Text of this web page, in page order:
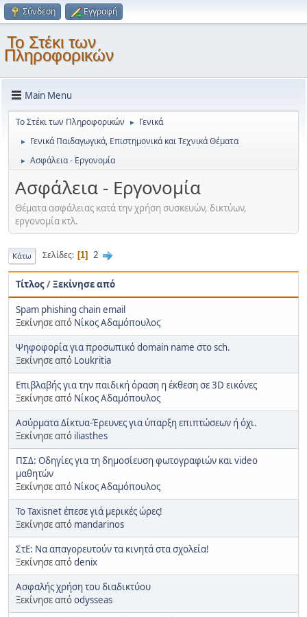
Σύνδεση Εγγραφή
Το Στέκι των
Πληροφορικών
Main Menu
Το Στέκι των Πληροφορικών ► Γενικά
► Γενικά Παιδαγωγικά, Επιστημονικά και Τεχνικά Θέματα
► Ασφάλεια - Εργονομία
Ασφάλεια - Εργονομία
Θέματα ασφάλειας κατά την χρήση συσκευών, δικτύων,
εργονομία κτλ.
Κάτω Σελίδες 1 2
Τίτλος/Ξεκίνησε από
Spam phishing chain email
Ξεκίνησε από Νίκος Αδαμόπουλος
Ψηφοφορία για προσωπικό domain name στο sch.
Ξεκίνησε από Loukritia
Επιβλαβής για την παιδική όραση η έκθεση σε 3D εικόνες
Ξεκίνησε από Νίκος Αδαμόπουλος
Ασύρματα Δίκτυα-Έρευνες για ύπαρξη επιπτώσεων ή όχι.
Ξεκίνησε από iliasthes
ΠΣΔ: Οδηγίες για τη δημοσίευση φωτογραφιών και video
μαθητών
Ξεκίνησε από Νίκος Αδαμόπουλος
Το Taxisnet έπεσε γιά μερικές ώρες!
Ξεκίνησε από mandarinos
ΣτΕ: Να απαγορευτούν τα κινητά στα σχολεία!
Ξεκίνησε απόdenix
Ασφαλής χρήση του διαδικτύου
Ξεκίνησε απόodysseas